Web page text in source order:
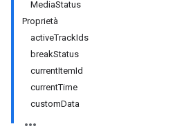
MediaStatus
Proprietà
activeTrackIds
breakStatus
currentItemId
currentTime
customData